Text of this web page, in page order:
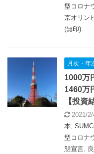
型コロナ
京オリン
(無印)
月次・年
1000万
1460万
【投資
2021/
本,
型コロナ
態宣言,